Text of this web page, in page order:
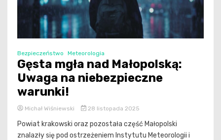
Bezpieczeństwo Meteorologia
Gęsta mgła nad Małopolską:
Uwaga na niebezpieczne
warunki!
Michał Wiśniewski 28 listopada 2025
Powiat krakowski oraz pozostała część Małopolski
znalazły się pod ostrzeżeniem Instytutu Meteorologii i